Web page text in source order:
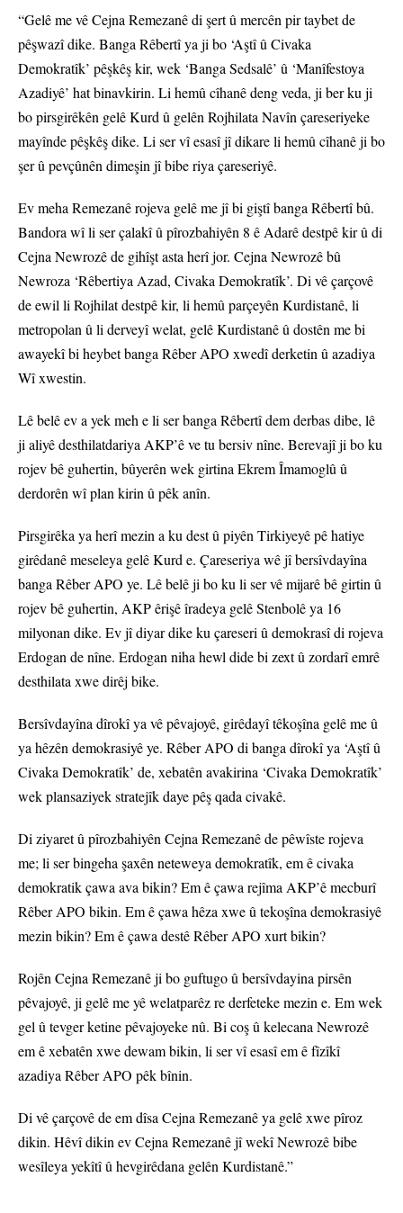
“Gelê me vê Cejna Remezanê di şert û mercên pir taybet de
pêşwazî dike. Banga Rêbertî ya ji bo ‘Aştî û Civaka
Demokratîk’ pêşkêş kir, wek ‘Banga Sedsalê’ û ‘Manîfestoya
Azadiyê’ hat binavkirin. Li hemû cîhanê deng veda, ji ber ku ji
bo pirsgirêkên gelê Kurd û gelên Rojhilata Navîn çareseriyeke
mayînde pêşkêş dike. Li ser vî esasî jî dikare li hemû cîhanê ji bo
şer û pevçûnên dimeşin jî bibe riya çareseriyê.
Ev meha Remezanê rojeva gelê me jî bi giştî banga Rêbertî bû.
Bandora wî li ser çalakî û pîrozbahiyên 8 ê Adarê destpê kir û di
Cejna Newrozê de gihîşt asta herî jor. Cejna Newrozê bû
Newroza ‘Rêbertiya Azad, Civaka Demokratîk’. Di vê çarçovê
de ewil li Rojhilat destpê kir, li hemû parçeyên Kurdistanê, li
metropolan û li derveyî welat, gelê Kurdistanê û dostên me bi
awayekî bi heybet banga Rêber APO xwedî derketin û azadiya
Wî xwestin.
Lê belê ev a yek meh e li ser banga Rêbertî dem derbas dibe, lê
ji aliyê desthilatdariya AKP’ê ve tu bersiv nîne. Berevajî ji bo ku
rojev bê guhertin, bûyerên wek girtina Ekrem Îmamoglû û
derdorên wî plan kirin û pêk anîn.
Pirsgirêka ya herî mezin a ku dest û piyên Tirkiyeyê pê hatiye
girêdanê meseleya gelê Kurd e. Çareseriya wê jî bersîvdayîna
banga Rêber APO ye. Lê belê ji bo ku li ser vê mijarê bê girtin û
rojev bê guhertin, AKP êrişê îradeya gelê Stenbolê ya 16
milyonan dike. Ev jî diyar dike ku çareseri û demokrasî di rojeva
Erdogan de nîne. Erdogan niha hewl dide bi zext û zordarî emrê
desthilata xwe dirêj bike.
Bersîvdayîna dîrokî ya vê pêvajoyê, girêdayî têkoşîna gelê me û
ya hêzên demokrasiyê ye. Rêber APO di banga dîrokî ya ‘Aştî û
Civaka Demokratîk’ de, xebatên avakirina ‘Civaka Demokratîk’
wek plansaziyek stratejîk daye pêş qada civakê.
Di ziyaret û pîrozbahiyên Cejna Remezanê de pêwîste rojeva
me; li ser bingeha şaxên neteweya demokratîk, em ê civaka
demokratik çawa ava bikin? Em ê çawa rejîma AKP’ê mecburî
Rêber APO bikin. Em ê çawa hêza xwe û tekoşîna demokrasiyê
mezin bikin? Em ê çawa destê Rêber APO xurt bikin?
Rojên Cejna Remezanê ji bo guftugo û bersîvdayina pirsên
pêvajoyê, ji gelê me yê welatparêz re derfeteke mezin e. Em wek
gel û tevger ketine pêvajoyeke nû. Bi coş û kelecana Newrozê
em ê xebatên xwe dewam bikin, li ser vî esasî em ê fîzîkî
azadiya Rêber APO pêk bînin.
Di vê çarçovê de em dîsa Cejna Remezanê ya gelê xwe pîroz
dikin. Hêvî dikin ev Cejna Remezanê jî wekî Newrozê bibe
wesîleya yekîtî û hevgirêdana gelên Kurdistanê.”